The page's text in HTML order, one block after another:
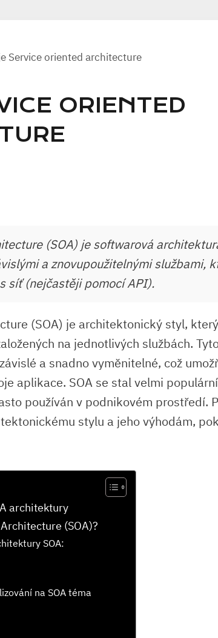
Service oriented architecture
ORIENTED
(SOA) je softwarová
a znovupoužitelnými službami,
síť (nejčastěji pomocí API).
(SOA) je architektonický styl,
na jednotlivých službách.
a snadno vyměnitelné, což
aplikace. SOA se stal velmi
používán v podnikovém prostředí.
stylu a jeho výhodám,
architektury
(SOA)?
SOA:
na SOA téma